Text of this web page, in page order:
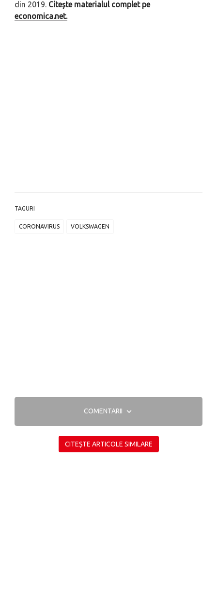
din 2019. Citește materialul complet pe
economica.net.
TAGURI
CORONAVIRUS VOLKSWAGEN
COMENTARII
CITEȘTE ARTICOLE SIMILARE